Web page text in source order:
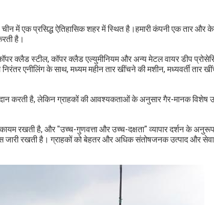
एक प्रसिद्ध ऐतिहासिक शहर में स्थित है।हमारी कंपनी एक तार और
है।
क्लैड स्टील, कॉपर क्लैड एल्युमीनियम और अन्य मेटल वायर डीप
एनीलिंग के साथ, मध्यम महीन तार खींचने की मशीन, मध्यवर्ती तार
करती है, लेकिन ग्राहकों की आवश्यकताओं के अनुसार गैर-मानक
कायम रखती है, और "उच्च-गुणवत्ता और उच्च-दक्षता" व्यापार दर्शन के
जारी रखती है। ग्राहकों को बेहतर और अधिक संतोषजनक उत्पाद और